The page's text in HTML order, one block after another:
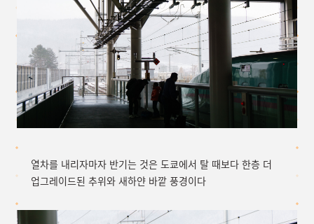
열차를 내리자마자 반기는 것은 도쿄에서 탈 때보다 한층 더
업그레이드된 추위와 새하얀 바깥 풍경이다